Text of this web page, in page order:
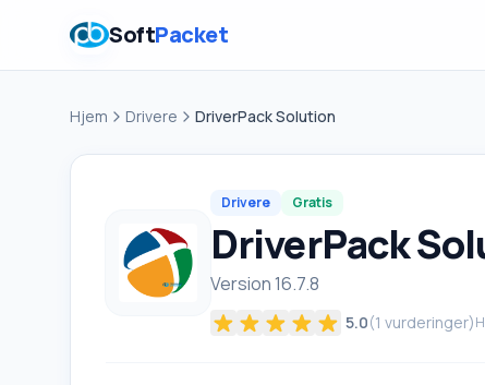
SoftPacket
Hjem Drivere DriverPack Solution
Drivere Gratis
DriverPack
Version 16.7.8
5.0(1 vurderinger)